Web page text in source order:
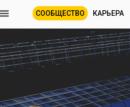
СООБЩЕСТВО КАРЬЕРА